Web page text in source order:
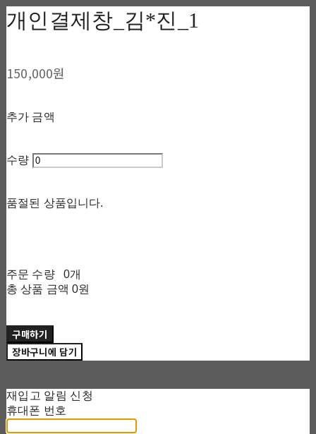
개인결제창_김*진_1
150,000원
추가 금액
수량
품절된 상품입니다.
주문 수량
0개
총 상품 금액 0원
구매하기
장바구니에 담기
재입고 알림 신청
휴대폰 번호